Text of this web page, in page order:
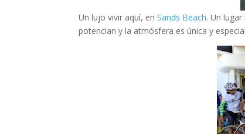
Un lujo vivir aquí, enSands Beach. Un
potencian y la atmósfera es única y